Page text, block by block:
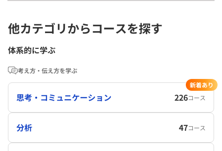
他カテゴリからコースを探す
体系的に学ぶ
考え方・伝え方を学ぶ
思考・コミュニケーション 226コース
新着あり
分析 47コース